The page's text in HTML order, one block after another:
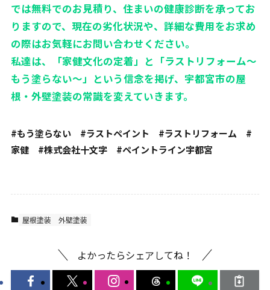
では無料でのお見積り、住まいの健康診断を承ってお
りますので、現在の劣化状況や、詳細な費用をお求め
の際はお気軽にお問い合わせください。
私達は、「家健文化の定着」と「ラストリフォーム～
もう塗らない～」という信念を掲げ、宇都宮市の屋
根・外壁塗装の常識を変えていきます。
#もう塗らない #ラストペイント #ラストリフォーム #
家健 #株式会社十文字 #ペイントライン宇都宮
屋根塗装 外壁塗装
よかったらシェアしてね！